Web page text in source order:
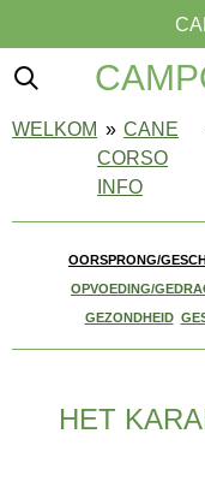
direct
naar
hoofdinhoud
WELKOM » CANE
CORSO
INFO
OORSPRONG/
OPVOEDING/
GEZONDHEID
HET